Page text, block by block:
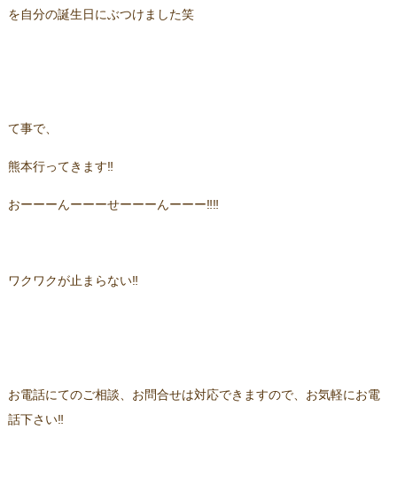
を自分の誕生日にぶつけました笑
て事で、
熊本行ってきます‼
おーーーんーーーせーーーんーーー‼‼
ワクワクが止まらない‼
お電話にてのご相談、お問合せは対応できますので、お気軽にお電
話下さい‼